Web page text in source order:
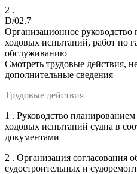
2 .
D/02.7
Организационное
ходовых испытаний, работ по
обслуживанию
Смотреть трудовые действия,
дополнительные сведения
Трудовые действия
1 . Руководство
ходовых испытаний судна в
документами
2 . Организация согласования
судостроительных и